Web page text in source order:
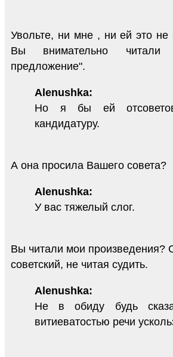
Увольте, ни мне , ни ей это не
Вы внимательно читали
предложение".
Alenushka:
Но я бы ей
кандидатуру.
А она просила Вашего совета?
Alenushka:
У вас тяжелый слог.
Вы читали мои произведения?
советский, не читая судить.
Alenushka:
Не в обиду будь
витиеватостью речи